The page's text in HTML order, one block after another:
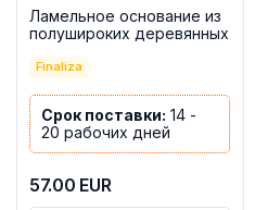
Ламельное основание из
полушироких деревянных
ножками - Laminor
Finaliza
Срок поставки: 14 -
20 рабочих дней
57.00 EUR